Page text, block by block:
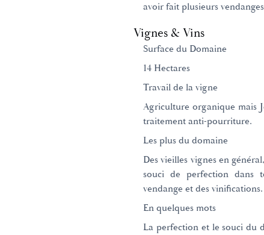
avoir fait plusieurs
Vignes & Vins
Surface du Domaine
14 Hectares
Travail de la vigne
Agriculture organique mais
traitement anti-pourriture.
Les plus du domaine
Des vieilles vignes en
souci de perfection dans
vendange et des vinifications.
En quelques mots
La perfection et le souci du